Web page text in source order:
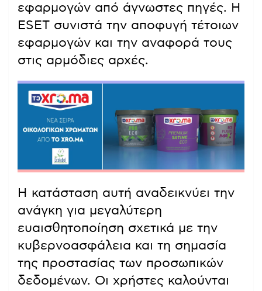
εφαρμογών από άγνωστες πηγές. Η
ESET συνιστά την αποφυγή τέτοιων
εφαρμογών και την αναφορά τους
στις αρμόδιες αρχές.
Η κατάσταση αυτή αναδεικνύει την
ανάγκη για μεγαλύτερη
ευαισθητοποίηση σχετικά με την
κυβερνοασφάλεια και τη σημασία
της προστασίας των προσωπικών
δεδομένων. Οι χρήστες καλούνται